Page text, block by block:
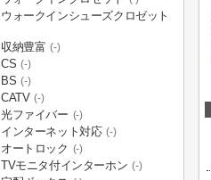
ウォークインシューズクロゼット
収納豊富 (-)
CS (-)
BS (-)
CATV (-)
光ファイバー (-)
インターネット対応 (-)
オートロック (-)
TVモニタ付インターホン (-)